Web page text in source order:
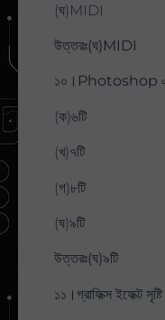
(ঘ)MIDI
উত্তরঃ(ঘ)MIDI
১০।Photoshop এ
(ক)৬টি
(খ)৭টি
(গ)৮টি
(ঘ)৯টি
উত্তরঃ(ঘ)৯টি
১১।গ্রাফিক্স ইফেক্ট